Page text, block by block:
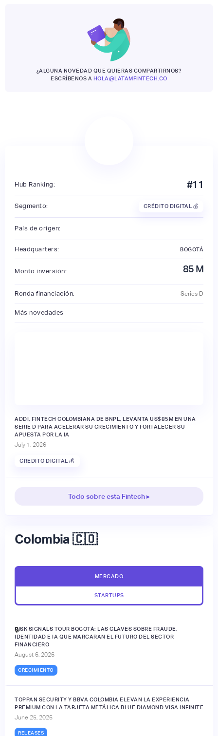
¿ALGUNA NOVEDAD QUE QUIERAS COMPARTIRNOS?
ESCRÍBENOS A HOLA@LATAMFINTECH.CO
Hub Ranking: #11
Segmento: CRÉDITO DIGITAL 💰
País de origen:
Headquarters: BOGOTÁ
Monto inversión: 85 M
Ronda financiación: Series D
Más novedades
ADDI, FINTECH COLOMBIANA DE BNPL, LEVANTA US$85M EN UNA
SERIE D PARA ACELERAR SU CRECIMIENTO Y FORTALECER SU
APUESTA POR LA IA
July 1, 2026
CRÉDITO DIGITAL 💰
Todo sobre esta Fintech ▸
Colombia 🇨🇴
MERCADO
STARTUPS
RISK SIGNALS TOUR BOGOTÁ: LAS CLAVES SOBRE FRAUDE,
IDENTIDAD E IA QUE MARCARÁN EL FUTURO DEL SECTOR
FINANCIERO
August 6, 2026
CRECIMIENTO
🔒
TOPPAN SECURITY Y BBVA COLOMBIA ELEVAN LA EXPERIENCIA
PREMIUM CON LA TARJETA METÁLICA BLUE DIAMOND VISA INFINITE
June 25, 2026
RELEASES